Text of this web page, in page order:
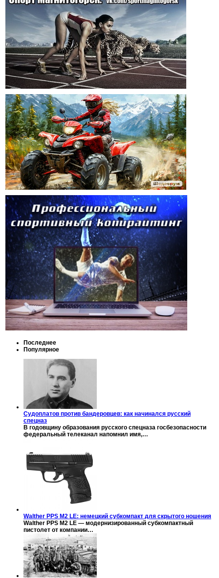
Последнее
Популярное
Судоплатов против бандеровцев: как начинался русский
спецназ
В годовщину образования русского спецназа госбезопасности
федеральный телеканал напомнил имя,…
Walther PPS M2 LE: немецкий субкомпакт для скрытого ношения
Walther PPS M2 LE — модернизированный субкомпактный
пистолет от компании…